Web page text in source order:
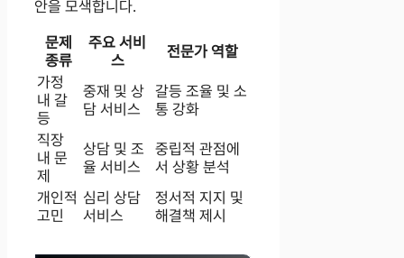
안을 모색합니다.
문제
종류
주요 서비
스
전문가 역할
가정
내 갈
등
중재 및 상
담 서비스
갈등 조율 및 소
통 강화
직장
내 문
제
상담 및 조
율 서비스
중립적 관점에
서 상황 분석
개인적
고민
심리 상담
서비스
정서적 지지 및
해결책 제시